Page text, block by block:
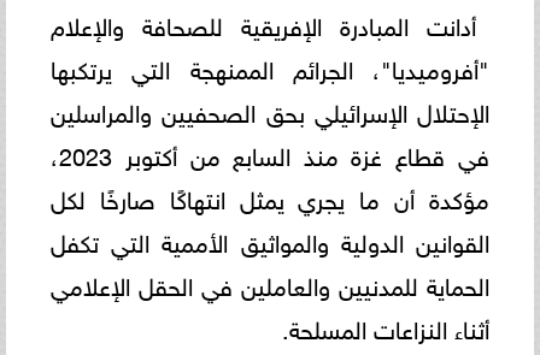
أدانت المبادرة الإفريقية للصحافة والإعلام
"أفروميديا"، الجرائم الممنهجة التي يرتكبها
الإحتلال الإسرائيلي بحق الصحفيين والمراسلين
في قطاع غزة منذ السابع من أكتوبر 2023،
مؤكدة أن ما يجري يمثل انتهاكًا صارخًا لكل
القوانين الدولية والمواثيق الأممية التي تكفل
الحماية للمدنيين والعاملين في الحقل الإعلامي
أثناء النزاعات المسلحة.